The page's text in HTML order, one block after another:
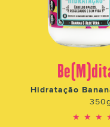
Hidratação
350g